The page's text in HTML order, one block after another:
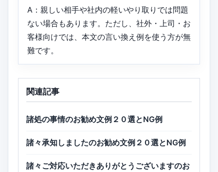
A：親しい相手や社内の軽いやり取りでは問題
ない場合もあります。ただし、社外・上司・お
客様向けでは、本文の言い換え例を使う方が無
難です。
関連記事
諸処の事情のお勧め文例２０選とNG例
諸々承知しましたのお勧め文例２０選とNG例
諸々ご対応いただきありがとうございますのお